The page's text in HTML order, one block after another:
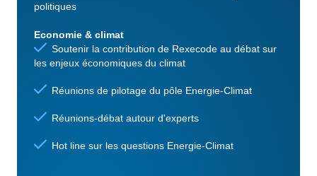
politiques
Economie & climat
Soutenir la contribution de Rexecode au débat sur
les enjeux économiques du climat
Réunions de pilotage du pôle Energie-Climat
Réunions-débat autour d'experts
Hot line sur les questions Energie-Climat